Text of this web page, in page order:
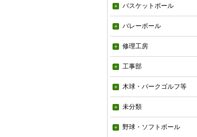
バスケットボール
バレーボール
修理工房
工事部
木球・パークゴルフ等
未分類
野球・ソフトボール